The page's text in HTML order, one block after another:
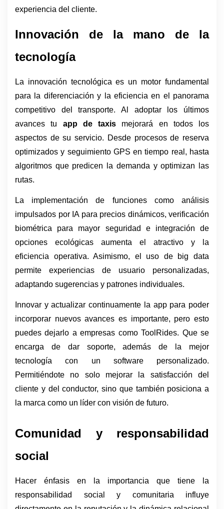
experiencia del cliente.
Innovación de la mano de la
tecnología
La innovación tecnológica es un motor fundamental
para la diferenciación y la eficiencia en el panorama
competitivo del transporte. Al adoptar los últimos
avances tu app de taxis mejorará en todos los
aspectos de su servicio. Desde procesos de reserva
optimizados y seguimiento GPS en tiempo real, hasta
algoritmos que predicen la demanda y optimizan las
rutas.
La implementación de funciones como análisis
impulsados por IA para precios dinámicos, verificación
biométrica para mayor seguridad e integración de
opciones ecológicas aumenta el atractivo y la
eficiencia operativa. Asimismo, el uso de big data
permite experiencias de usuario personalizadas,
adaptando sugerencias y patrones individuales.
Innovar y actualizar continuamente la app para poder
incorporar nuevos avances es importante, pero esto
puedes dejarlo a empresas como ToolRides. Que se
encarga de dar soporte, además de la mejor
tecnología con un software personalizado.
Permitiéndote no solo mejorar la satisfacción del
cliente y del conductor, sino que también posiciona a
la marca como un líder con visión de futuro.
Comunidad y responsabilidad
social
Hacer énfasis en la importancia que tiene la
responsabilidad social y comunitaria influye